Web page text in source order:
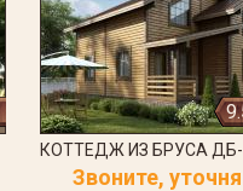
КОТТЕДЖ ИЗ БРУСА
Звоните,